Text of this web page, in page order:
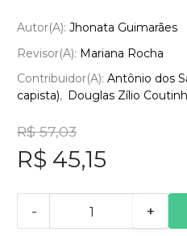
Autor(a): Jhonata Guimarães
Revisor(a): Mariana Rocha
Contribuidor(a): Antônio dos
capista)
Douglas Zílio
R$ 57,03
R$ 45,15
- +